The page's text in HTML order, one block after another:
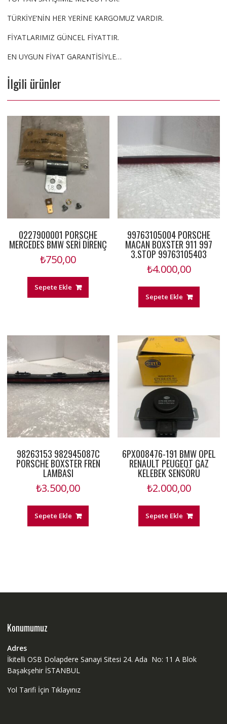
TÜRKİYE’NİN HER YERİNE KARGOMUZ VARDIR.
FİYATLARIMIZ GÜNCEL FİYATTIR.
EN UYGUN FİYAT GARANTİSİYLE…
İlgili ürünler
0227900001 PORSCHE
MERCEDES BMW SERİ DİRENÇ
₺750,00
Sepete Ekle
99763105004 PORSCHE
MACAN BOXSTER 911 997
3.STOP 99763105403
₺4.000,00
Sepete Ekle
98263153 982945087C
PORSCHE BOXSTER FREN
LAMBASI
₺3.500,00
Sepete Ekle
6PX008476-191 BMW OPEL
RENAULT PEUGEOT GAZ
KELEBEK SENSÖRÜ
₺2.000,00
Sepete Ekle
Konumumuz
Adres
İkitelli OSB Dolapdere Sanayi Sitesi 24. Ada No: 11 A Blok
Başakşehir İSTANBUL
Yol Tarifi İçin Tıklayınız